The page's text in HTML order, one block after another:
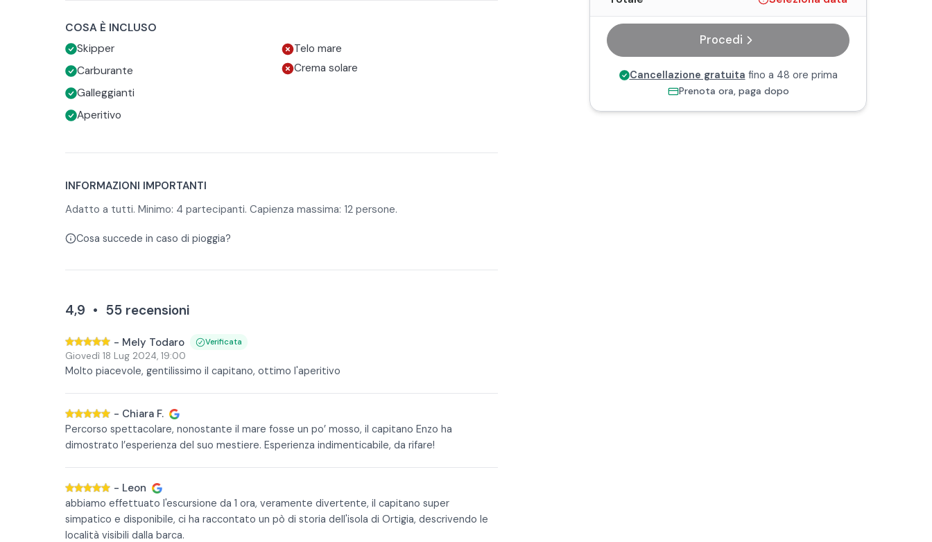
tradizione in un’atmosfera intima e indimenticabile.
COSA È INCLUSO
Skipper
Carburante
Galleggianti
Aperitivo
Telo mare
Crema solare
INFORMAZIONI IMPORTANTI
Adatto a tutti. Minimo: 4 partecipanti. Capienza massima: 12 persone.
Cosa succede in caso di pioggia?
4,9 • 55 recensioni
- Mely Todaro Verificata
Giovedì 18 Lug 2024, 19:00
Molto piacevole, gentilissimo il capitano, ottimo l'aperitivo
- Chiara F.
Percorso spettacolare, nonostante il mare fosse un po’ mosso, il capitano Enzo ha
dimostrato l’esperienza del suo mestiere. Esperienza indimenticabile, da rifare!
- Leon
abbiamo effettuato l'escursione da 1 ora, veramente divertente, il capitano super
simpatico e disponibile, ci ha raccontato un pò di storia dell'isola di Ortigia, descrivendo le
località visibili dalla barca.
Procedi
Cancellazione gratuita fino a 48 ore prima
Prenota ora, paga dopo